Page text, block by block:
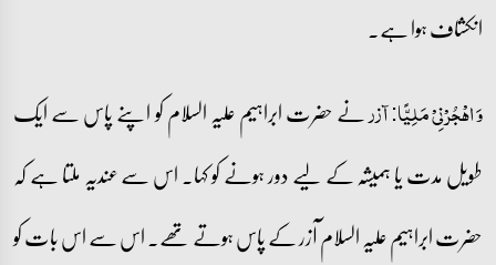
انکشاف ہوا ہے۔
وَ اہۡجُرۡنِیۡ مَلِیًّا:آزرنے حضرت ابراہیم علیہ السلام کو اپنے پاس سے ایک
طویل مدت یا ہمیشہ کے لیے دور ہونے کو کہا۔ اس سے عندیہ ملتا ہے کہ
حضرت ابراہیم علیہ السلام آزر کے پاس ہوتے تھے۔ اس سے اس بات کو